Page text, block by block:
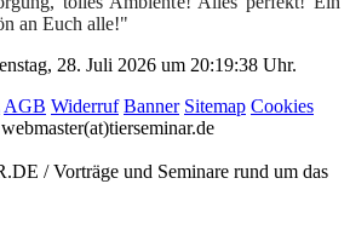
an Euch alle!"
28. Juli 2026 um 20:19:38 Uhr.
AGB Widerruf Banner Sitemap Cookies
/ Vorträge und Seminare rund um das